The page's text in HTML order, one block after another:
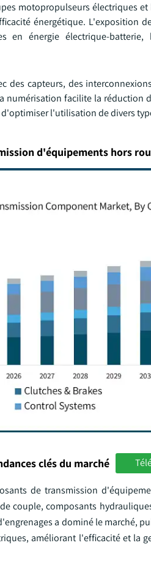
motopropulseurs électriques
énergétique. L'exposition
en énergie électrique-
des capteurs, des
numérisation facilite la
l'utilisation de divers
d'équipements hors
clés du marché
de transmission
couple, composants
a dominé le marché,
améliorant l'efficacité et la